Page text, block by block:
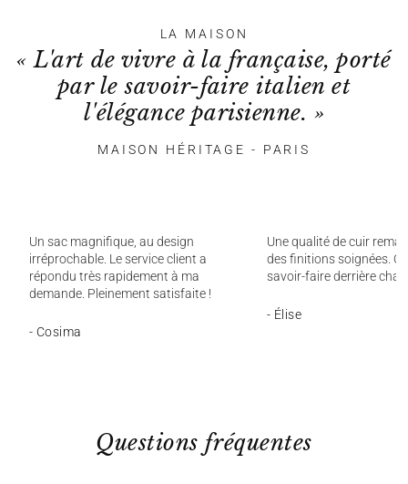
LA MAISON
« L'art de vivre à la française, porté
par le savoir-faire italien et
l'élégance parisienne. »
MAISON HÉRITAGE - PARIS
Un sac magnifique, au design
irréprochable. Le service client a
répondu très rapidement à ma
demande. Pleinement satisfaite !
- Cosima
Une qualité de cuir
des finitions soignées.
savoir-faire derrière
- Élise
Questions fréquentes